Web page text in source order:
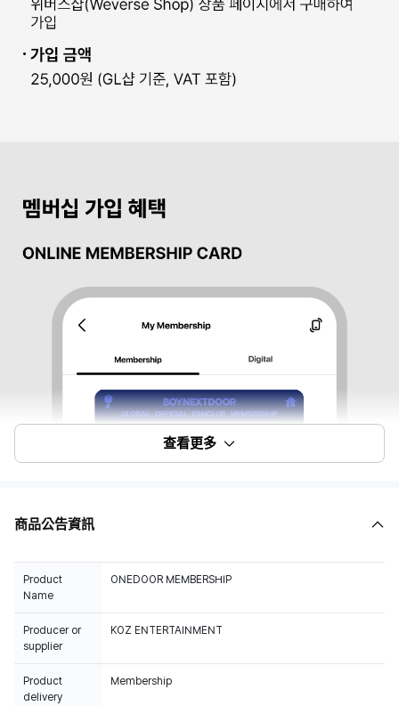
查看更多
商品公告資訊
Product
Name
ONEDOOR MEMBERSHIP
Producer or
supplier
KOZ ENTERTAINMENT
Product
delivery
Membership